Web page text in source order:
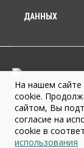
ДАННЫХ
© 2026 г. Общество
Медиа» 18+
Infopro54 - Важные
Новости Сибири
На нашем
cookie.
сайтом, Вы
согласие на
cookie в
использования